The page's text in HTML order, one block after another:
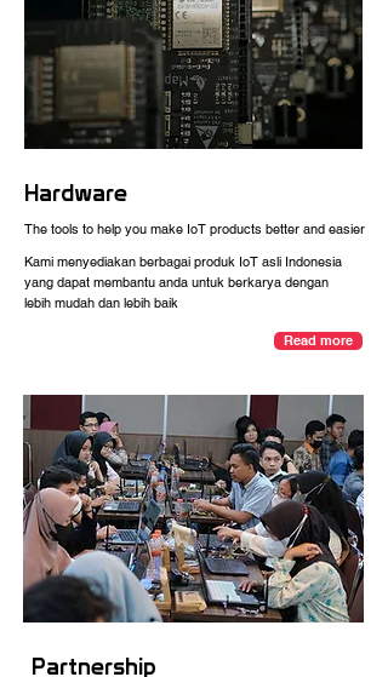
Hardware
The tools to help you make IoT products better and easier
Kami menyediakan berbagai produk IoT asli Indonesia
yang dapat membantu anda untuk berkarya dengan
lebih mudah dan lebih baik
Read more
Partnership